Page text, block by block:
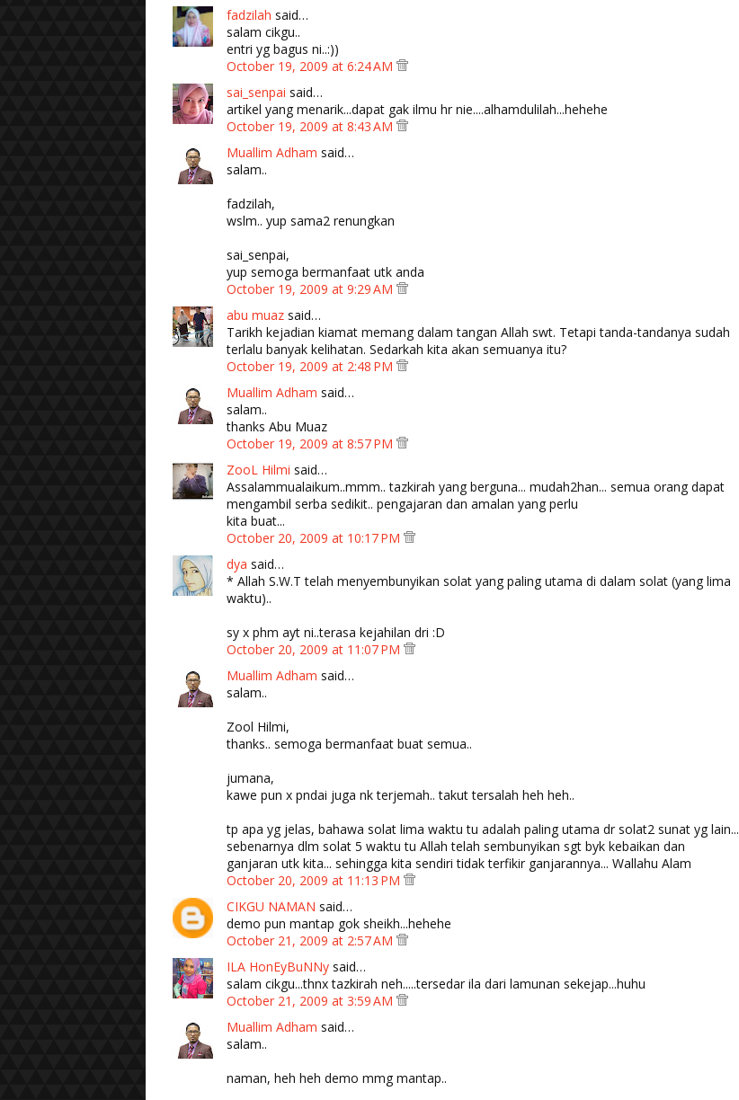
fadzilah said…
salam cikgu..
entri yg bagus ni..:))
October 19, 2009 at 6:24 AM
sai_senpai said…
artikel yang menarik...dapat gak ilmu hr nie....alhamdulilah...hehehe
October 19, 2009 at 8:43 AM
Muallim Adham said…
salam..
fadzilah,
wslm.. yup sama2 renungkan
sai_senpai,
yup semoga bermanfaat utk anda
October 19, 2009 at 9:29 AM
abu muaz said…
Tarikh kejadian kiamat memang dalam tangan Allah swt. Tetapi tanda-tandanya sudah
terlalu banyak kelihatan. Sedarkah kita akan semuanya itu?
October 19, 2009 at 2:48 PM
Muallim Adham said…
salam..
thanks Abu Muaz
October 19, 2009 at 8:57 PM
ZooL Hilmi said…
Assalammualaikum..mmm.. tazkirah yang berguna... mudah2han... semua orang dapat
mengambil serba sedikit.. pengajaran dan amalan yang perlu
kita buat...
October 20, 2009 at 10:17 PM
dya said…
* Allah S.W.T telah menyembunyikan solat yang paling utama di dalam solat (yang lima
waktu)..
sy x phm ayt ni..terasa kejahilan dri :D
October 20, 2009 at 11:07 PM
Muallim Adham said…
salam..
Zool Hilmi,
thanks.. semoga bermanfaat buat semua..
jumana,
kawe pun x pndai juga nk terjemah.. takut tersalah heh heh..
tp apa yg jelas, bahawa solat lima waktu tu adalah paling utama dr solat2 sunat yg lain...
sebenarnya dlm solat 5 waktu tu Allah telah sembunyikan sgt byk kebaikan dan
ganjaran utk kita... sehingga kita sendiri tidak terfikir ganjarannya... Wallahu Alam
October 20, 2009 at 11:13 PM
CIKGU NAMAN said…
demo pun mantap gok sheikh...hehehe
October 21, 2009 at 2:57 AM
ILA HonEyBuNNy said…
salam cikgu...thnx tazkirah neh.....tersedar ila dari lamunan sekejap...huhu
October 21, 2009 at 3:59 AM
Muallim Adham said…
salam..
naman, heh heh demo mmg mantap..